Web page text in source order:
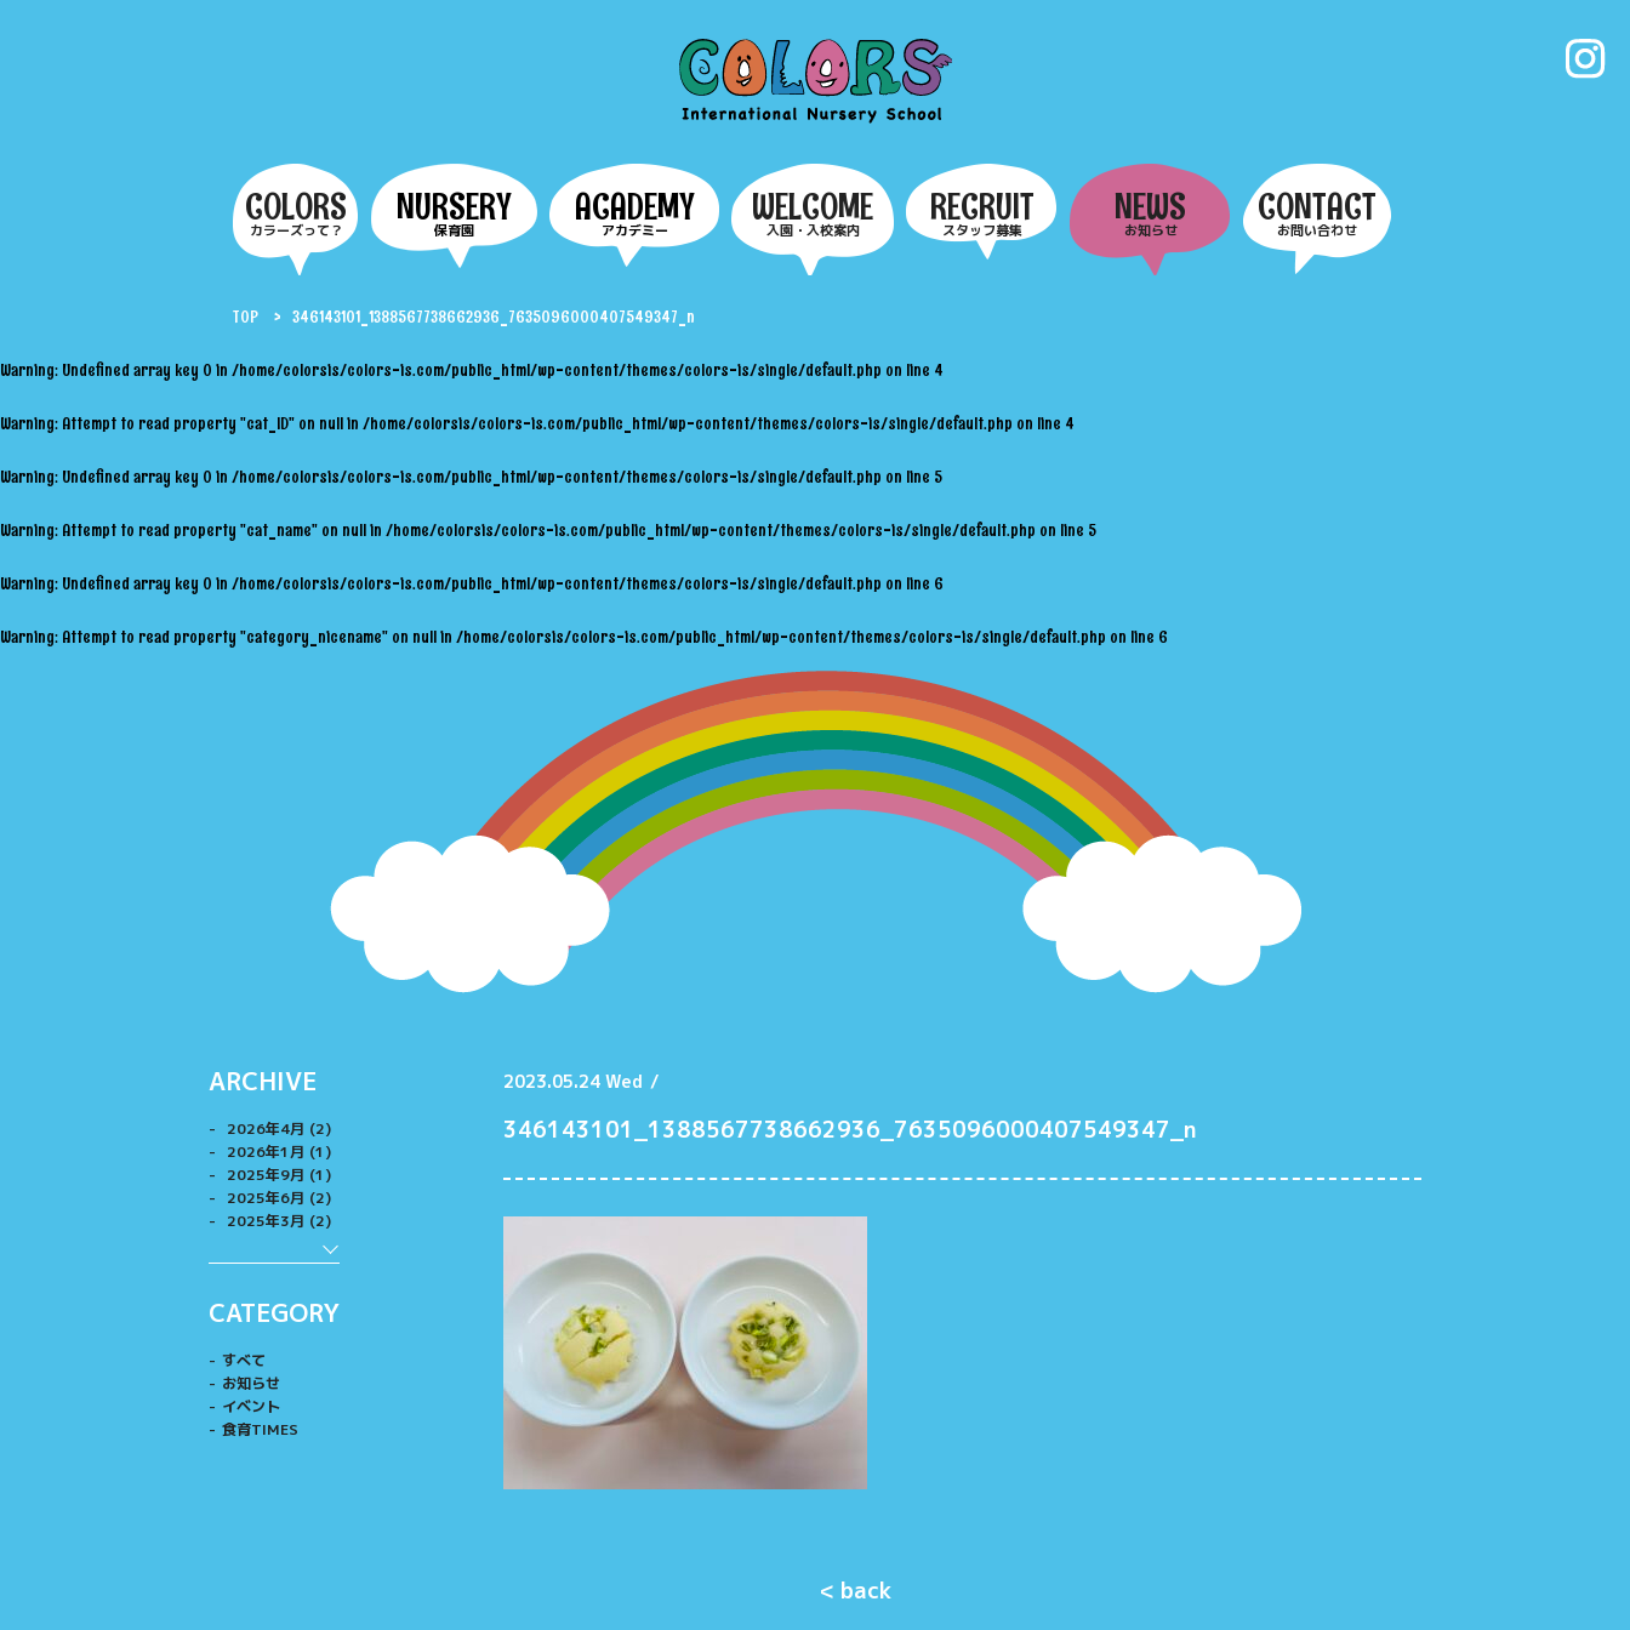
COLORS
カラーズって？
NURSERY
保育園
ACADEMY
アカデミー
WELCOME
入園・入校案内
RECRUIT
スタッフ募集
NEWS
お知らせ
CONTACT
お問い合わせ
TOP 346143101_1388567738662936_7635096000407549347_n
Warning: Undefined array key 0 in /home/colorsis/colors-is.com/public_html/wp-content/themes/colors-is/single/default.php on line 4
Warning: Attempt to read property "cat_ID" on null in /home/colorsis/colors-is.com/public_html/wp-content/themes/colors-is/single/default.php on line 4
Warning: Undefined array key 0 in /home/colorsis/colors-is.com/public_html/wp-content/themes/colors-is/single/default.php on line 5
Warning: Attempt to read property "cat_name" on null in /home/colorsis/colors-is.com/public_html/wp-content/themes/colors-is/single/default.php on line 5
Warning: Undefined array key 0 in /home/colorsis/colors-is.com/public_html/wp-content/themes/colors-is/single/default.php on line 6
Warning: Attempt to read property "category_nicename" on null in /home/colorsis/colors-is.com/public_html/wp-content/themes/colors-is/single/default.php on line 6
ARCHIVE
2026年4月 (2)
2026年1月 (1)
2025年9月 (1)
2025年6月 (2)
2025年3月 (2)
CATEGORY
すべて
お知らせ
イベント
食育TIMES
2023.05.24 Wed /
346143101_1388567738662936_7635096000407549347_n
< back